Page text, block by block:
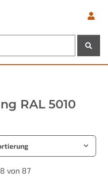
RAL 5010
von 87